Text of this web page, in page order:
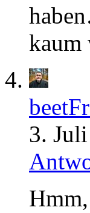
kaum
3.